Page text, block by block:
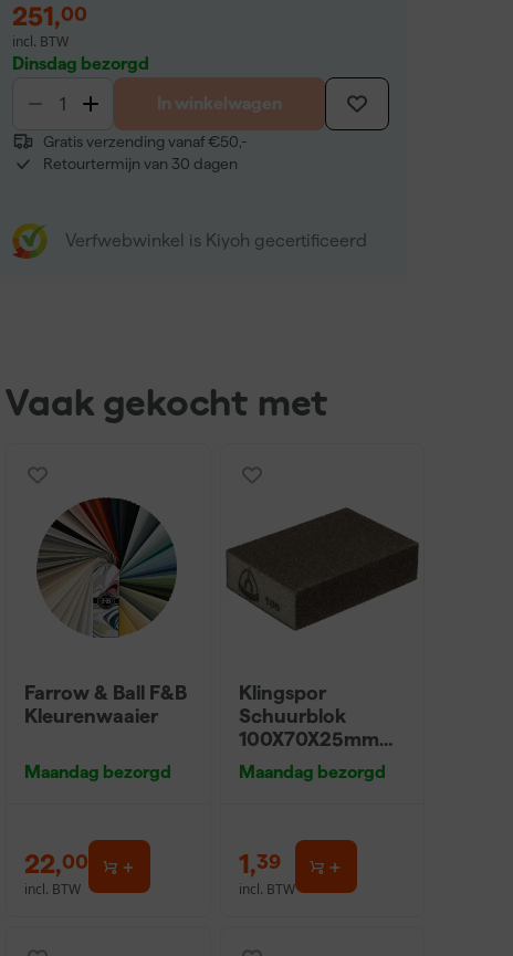
251,00
incl. BTW
Dinsdag bezorgd
In winkelwagen
Gratis verzending vanaf €50,-
Retourtermijn van 30 dagen
Verfwebwinkel is Kiyoh gecertificeerd
Vaak gekocht met
Farrow & Ball F&B
Kleurenwaaier
Maandag bezorgd
22,00
incl. BTW
Klingspor
Schuurblok
100X70X25mm
Sk 500 P220
Maandag bezorgd
1,39
incl. BTW